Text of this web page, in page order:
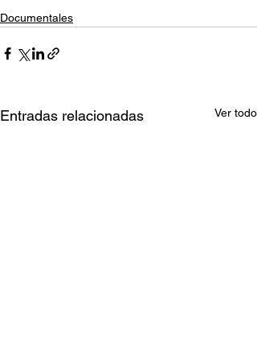
Documentales
Entradas relacionadas Ver todo